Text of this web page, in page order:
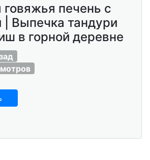
печень с
Выпечка тандури
в горной деревне